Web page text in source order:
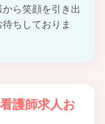
ら笑顔を引き出
ちしておりま
護師求人お